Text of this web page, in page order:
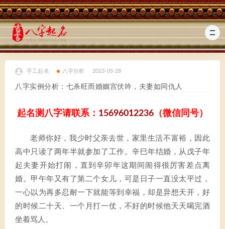
手工起名 八字分析 2023-05-28
八字实例分析：七杀旺而婚姻宫伏吟，夫妻如同仇人
起名测八字请联系： 15696012236 （微信同号）
老师你好，我少时父亲去世，家里生活不富裕，因此
高中只读了两年半就参加了工作。辛巳年结婚，从戊子年
起夫妻开始打闹，直到辛卯年这期间闹得很厉害差点离
婚。甲午年又有了第二个女儿，可是日子一直没太平过，
一心以为再多忍耐一下就能等到幸福，却是异想天开，好
的时候二十天、一个月打一仗，不好的时候他天天喝完酒
坐着骂人。